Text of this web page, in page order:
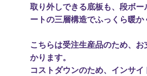
取り外しできる底板も、段ボ
ートの三層構造でふっくら暖か
こちらは受注生産品のため、
かります。
コストダウンのため、インサ